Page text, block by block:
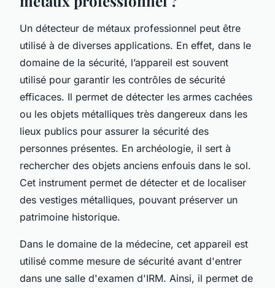
Un détecteur de métaux professionnel peut être
utilisé à de diverses applications. En effet, dans le
domaine de la sécurité, l’appareil est souvent
utilisé pour garantir les contrôles de sécurité
efficaces. Il permet de détecter les armes cachées
ou les objets métalliques très dangereux dans les
lieux publics pour assurer la sécurité des
personnes présentes. En archéologie, il sert à
rechercher des objets anciens enfouis dans le sol.
Cet instrument permet de détecter et de localiser
des vestiges métalliques, pouvant préserver un
patrimoine historique.
Dans le domaine de la médecine, cet appareil est
utilisé comme mesure de sécurité avant d'entrer
dans une salle d'examen d'IRM. Ainsi, il permet de